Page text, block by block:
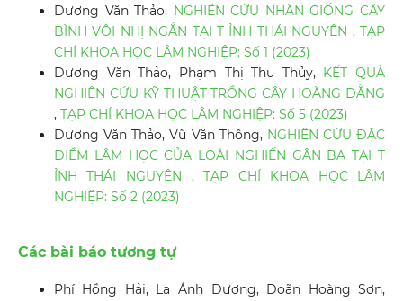
Dương Văn Thảo, NGHIÊN CỨU NHÂN GIỐNG CÂY
BÌNH VÔI NHỊ NGẮN TẠI T ỈNH THÁI NGUYÊN ,TẠP
CHÍ KHOA HỌC LÂM NGHIỆP: Số 1 (2023)
Dương Văn Thảo, Phạm Thị Thu Thủy, KẾT QUẢ
NGHIÊN CỨU KỸ THUẬT TRỒNG CÂY HOÀNG ĐẰNG
, TẠP CHÍ KHOA HỌC LÂM NGHIỆP: Số 5 (2023)
Dương Văn Thảo, Vũ Văn Thông, NGHIÊN CỨU ĐẶC
ĐIỂM LÂM HỌC CỦA LOÀI NGHIẾN GÂN BA TẠI T
ỈNH THÁI NGUYÊN ,TẠP CHÍ KHOA HỌC LÂM
NGHIỆP: Số 2 (2023)
Các bài báo tương tự
Phí Hồng Hải, La Ánh Dương, Doãn Hoàng Sơn,